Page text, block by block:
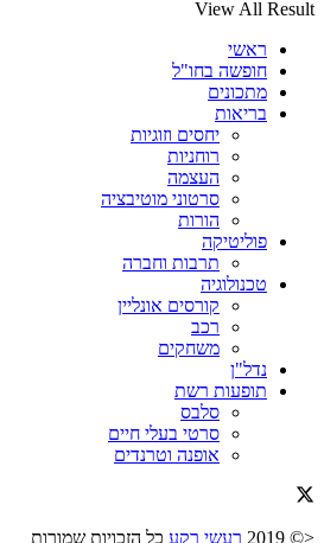
View All Result
ראשי
חופשה בחו"ל
מתכונים
בריאות
יחסים וזוגיות
רוחניות
העצמה
סרטוני מוטיבציה
הורות
פוליטיקה
תרבות וחברה
טכנולוגיה
קורסים אונליין
רכב
משחקים
נדל"ן
תופעות רשת
סלבס
סרטי בעלי חיים
אופנה וטרנדים
<© 2019 רעשי רקע כל הזכויות שמורות